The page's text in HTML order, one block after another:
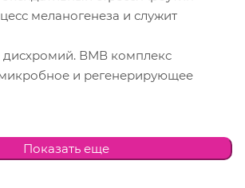
меланогенеза и служит
дисхромий. ВМВ комплекс
и регенерирующее
Р, Е, С, арбутин, Со Q10, бета
диоксид титана, этилгексил
Показать еще